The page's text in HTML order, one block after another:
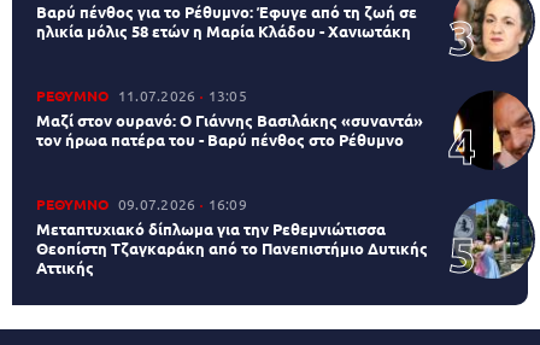
Βαρύ πένθος για το Ρέθυμνο: Έφυγε από τη ζωή σε
ηλικία μόλις 58 ετών η Μαρία Κλάδου - Χανιωτάκη
ΡΕΘΥΜΝΟ 11.07.2026 13:05
Μαζί στον ουρανό: Ο Γιάννης Βασιλάκης «συναντά»
τον ήρωα πατέρα του - Βαρύ πένθος στο Ρέθυμνο
ΡΕΘΥΜΝΟ 09.07.2026 16:09
Μεταπτυχιακό δίπλωμα για την Ρεθεμνιώτισσα
Θεοπίστη Τζαγκαράκη από το Πανεπιστήμιο Δυτικής
Αττικής